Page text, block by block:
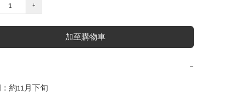
+
加至購物車
−
約11月下旬